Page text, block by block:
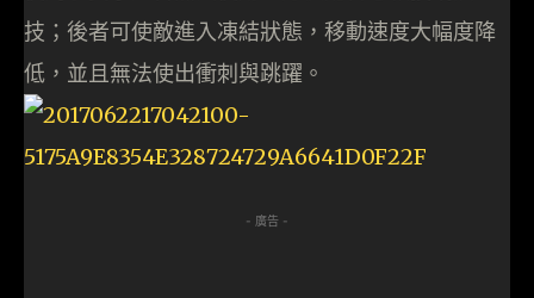
技；後者可使敵進入凍結狀態，移動速度大幅度降
低，並且無法使出衝刺與跳躍。
- 廣告 -